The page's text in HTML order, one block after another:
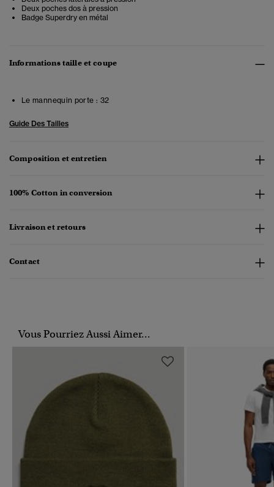
Deux poches dos à pression
Badge Superdry en métal
Informations taille et coupe
Le mannequin porte : 32
Guide Des Tailles
Composition et entretien
100% Cotton in conversion
Livraison et retours
Contact
Vous Pourriez Aussi Aimer...